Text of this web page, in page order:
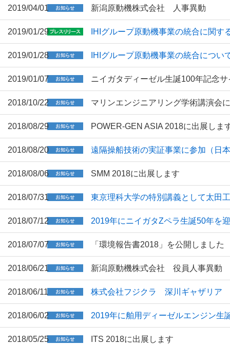
2019/04/01 新潟原動機株式会社 人事異動
2019/01/29 IHIグループ原動機事業の統合に関す
2019/01/28 IHIグループ原動機事業の統合につい
2019/01/07 ニイガタディーゼル生誕100年記念
2018/10/22 マリンエンジニアリング学術講演会
2018/08/29 POWER-GEN ASIA 2018に出展しま
2018/08/20 遠隔操船技術の実証事業に参加（日
2018/08/06 SMM 2018に出展します
2018/07/31 東京理科大学の特別講義として太田
2018/07/12 2019年にニイガタZペラ生誕50年を
2018/07/07 「環境報告書2018」を公開しました
2018/06/21 新潟原動機株式会社 役員人事異動
2018/06/11 株式会社フジクラ 深川ギャザリア
2018/06/02 2019年に舶用ディーゼルエンジン生
2018/05/25 ITS 2018に出展します